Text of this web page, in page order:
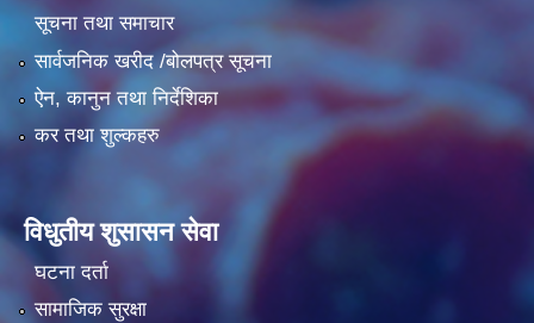
सूचना तथा समाचार
सार्वजनिक खरीद /बोलपत्र सूचना
ऐन, कानुन तथा निर्देशिका
कर तथा शुल्कहरु
विधुतीय शुसासन सेवा
घटना दर्ता
सामाजिक सुरक्षा